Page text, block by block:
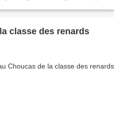
classe des renards